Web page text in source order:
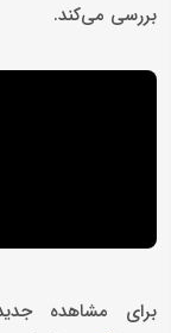
بررسی می‌کند.
برای مشاهده